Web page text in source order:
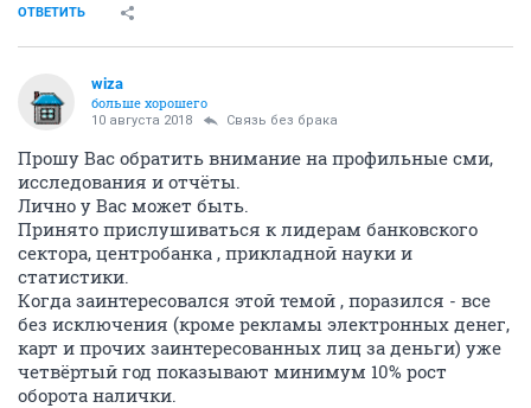
ОТВЕТИТЬ
wiza
больше хорошего
10 августа 2018 Связь без брака
Прошу Вас обратить внимание на профильные сми,
исследования и отчёты.
Лично у Вас может быть.
Принято прислушиваться к лидерам банковского
сектора, центробанка , прикладной науки и
статистики.
Когда заинтересовался этой темой , поразился - все
без исключения (кроме рекламы электронных денег,
карт и прочих заинтересованных лиц за деньги) уже
четвёртый год показывают минимум 10% рост
оборота налички.